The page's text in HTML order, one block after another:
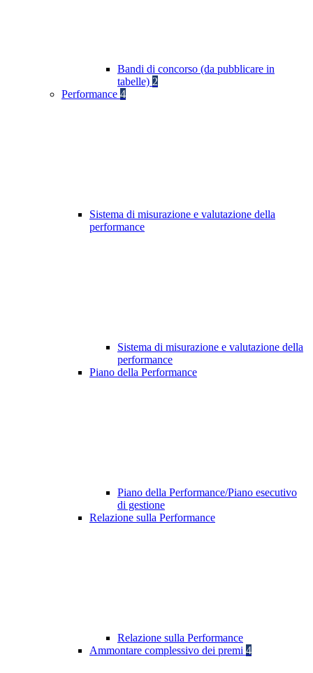
Bandi di concorso (da pubblicare in
tabelle) 2
Performance 4
Sistema di misurazione e valutazione della
performance
Sistema di misurazione e valutazione della
performance
Piano della Performance
Piano della Performance/Piano esecutivo
di gestione
Relazione sulla Performance
Relazione sulla Performance
Ammontare complessivo dei premi 4